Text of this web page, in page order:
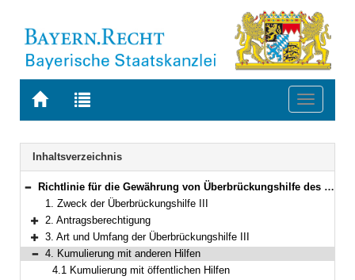
Zur
BAYERN.RECHT
Zur
letzten
Suche
Toggle
Navigation
Inhaltsverzeichnis
Bereich reduzieren
Richtlinie für die Gewährung von Überbrückungshilfe des Bundes für kleine und mittelständische Unternehmen – Phase 3
1. Zweck der Überbrückungshilfe III
Bereich erweitern
2. Antragsberechtigung
Bereich erweitern
3. Art und Umfang der Überbrückungshilfe III
Bereich reduzieren
4. Kumulierung mit anderen Hilfen
4.1 Kumulierung mit öffentlichen Hilfen